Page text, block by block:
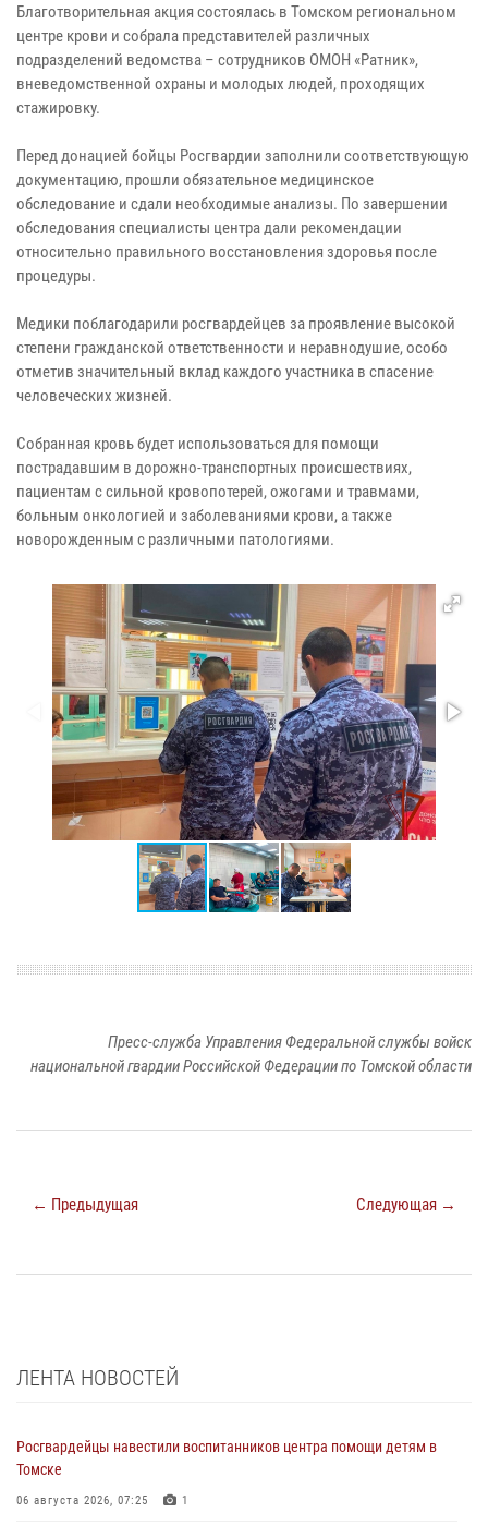
Благотворительная акция состоялась в Томском региональном
центре крови и собрала представителей различных
подразделений ведомства – сотрудников ОМОН «Ратник»,
вневедомственной охраны и молодых людей, проходящих
стажировку.
Перед донацией бойцы Росгвардии заполнили соответствующую
документацию, прошли обязательное медицинское
обследование и сдали необходимые анализы. По завершении
обследования специалисты центра дали рекомендации
относительно правильного восстановления здоровья после
процедуры.
Медики поблагодарили росгвардейцев за проявление высокой
степени гражданской ответственности и неравнодушие, особо
отметив значительный вклад каждого участника в спасение
человеческих жизней.
Собранная кровь будет использоваться для помощи
пострадавшим в дорожно-транспортных происшествиях,
пациентам с сильной кровопотерей, ожогами и травмами,
больным онкологией и заболеваниями крови, а также
новорожденным с различными патологиями.
Пресс-служба Управления Федеральной службы войск
национальной гвардии Российской Федерации по Томской области
← Предыдущая Следующая →
ЛЕНТА НОВОСТЕЙ
Росгвардейцы навестили воспитанников центра помощи детям в
Томске
06 августа 2026, 07:25 1